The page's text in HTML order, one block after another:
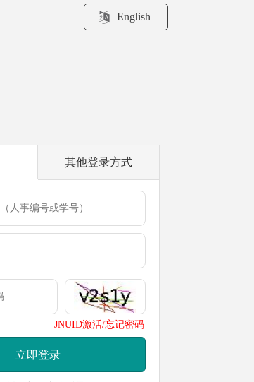
English
其他登录方式
JNUID激活/忘记密码
立即登录